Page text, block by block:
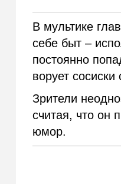
В мультике
себе быт –
постоянно
ворует
Зрители
считая, что он
юмор.